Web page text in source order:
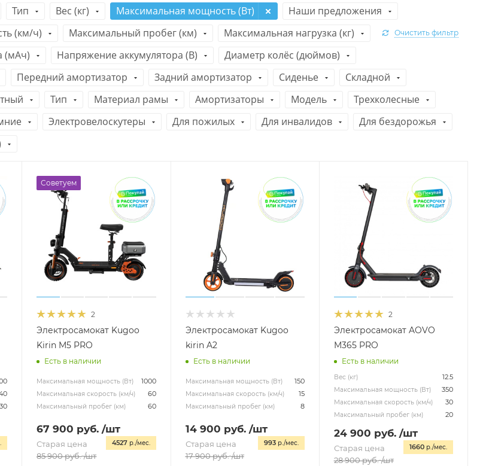
Тип Вес (кг) Максимальная мощность (Вт)
Наши предложения
(км/ч)
Максимальный пробег (км)
Максимальная нагрузка (кг)
(мАч)
Напряжение аккумулятора (В)
Диаметр колёс (дюймов)
Передний амортизатор Задний амортизатор Сиденье
Складной
Тип Материал рамы Амортизаторы Модель
Трехколесные
Электровелоскутеры Для пожилых Для инвалидов
Для бездорожья
Очистить фильтр
30
Советуем
2
Электросамокат Kugoo
Kirin M5 PRO
Есть в наличии
Максимальная мощность (Вт) 1000
Максимальная скорость (км/ч) 60
Максимальный пробег (км) 60
67 900 руб. /шт
4527р./мес.
Старая цена
85 900руб. /шт
Электросамокат Kugoo
kirin A2
Есть в наличии
Максимальная мощность (Вт) 150
Максимальная скорость (км/ч) 15
Максимальный пробег (км) 8
14 900 руб. /шт
993р./мес.
Старая цена
17 900руб. /шт
2
Электросамокат AOVO
M365 PRO
Есть в наличии
Вес (кг) 12.5
Максимальная мощность (Вт) 350
Максимальная скорость (км/ч) 30
Максимальный пробег (км) 20
24 900 руб. /шт
1660 р./мес.
Старая цена
28 900руб. /шт